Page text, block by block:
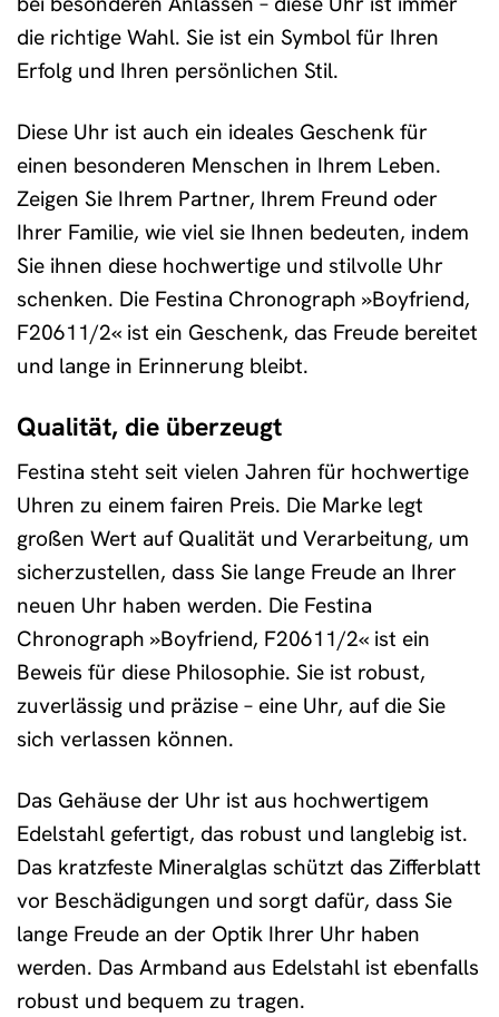
die richtige Wahl. Sie ist ein Symbol für Ihren
Erfolg und Ihren persönlichen Stil.
Diese Uhr ist auch ein ideales Geschenk für
einen besonderen Menschen in Ihrem Leben.
Zeigen Sie Ihrem Partner, Ihrem Freund oder
Ihrer Familie, wie viel sie Ihnen bedeuten, indem
Sie ihnen diese hochwertige und stilvolle Uhr
schenken. Die Festina Chronograph »Boyfriend,
F20611/2« ist ein Geschenk, das Freude bereitet
und lange in Erinnerung bleibt.
Qualität, die überzeugt
Festina steht seit vielen Jahren für hochwertige
Uhren zu einem fairen Preis. Die Marke legt
großen Wert auf Qualität und Verarbeitung, um
sicherzustellen, dass Sie lange Freude an Ihrer
neuen Uhr haben werden. Die Festina
Chronograph »Boyfriend, F20611/2« ist ein
Beweis für diese Philosophie. Sie ist robust,
zuverlässig und präzise – eine Uhr, auf die Sie
sich verlassen können.
Das Gehäuse der Uhr ist aus hochwertigem
Edelstahl gefertigt, das robust und langlebig ist.
Das kratzfeste Mineralglas schützt das Zifferblatt
vor Beschädigungen und sorgt dafür, dass Sie
lange Freude an der Optik Ihrer Uhr haben
werden. Das Armband aus Edelstahl ist ebenfalls
robust und bequem zu tragen.